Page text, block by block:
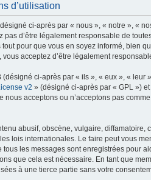
d’utilisation
ci-après par « nous », « notre », «
pas d’être légalement responsable de
pour que vous en soyez informé, bien
acceptez d’être légalement
ci-après par « ils », « eux », «
v2 » (désigné ci-après par « GPL »)
nous acceptons ou n’acceptons pas
abusif, obscène, vulgaire,
lois internationales. Le faire peut vous
les messages sont enregistrées pour
que cela est nécessaire. En tant que
à une tierce partie sans votre